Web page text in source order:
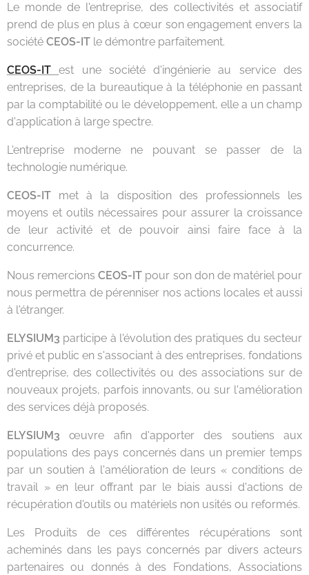
Le monde de l'entreprise, des collectivités et associatif
prend de plus en plus à cœur son engagement envers la
société CEOS-IT le démontre parfaitement.
CEOS-IT est une société d'ingénierie au service des
entreprises, de la bureautique à la téléphonie en passant
par la comptabilité ou le développement, elle a un champ
d'application à large spectre.
L'entreprise moderne ne pouvant se passer de la
technologie numérique.
CEOS-IT met à la disposition des professionnels les
moyens et outils nécessaires pour assurer la croissance
de leur activité et de pouvoir ainsi faire face à la
concurrence.
Nous remercionsCEOS-IT pour son don de matériel pour
nous permettra de pérenniser nos actions locales et aussi
à l'étranger.
ELYSIUM3 participe à l'évolution des pratiques du secteur
privé et public en s'associant à des entreprises, fondations
d'entreprise, des collectivités ou des associations sur de
nouveaux projets, parfois innovants, ou sur l'amélioration
des services déjà proposés.
ELYSIUM3œuvre afin d'apporter des soutiens aux
populations des pays concernés dans un premier temps
par un soutien à l'amélioration de leurs « conditions de
travail » en leur offrant par le biais aussi d'actions de
récupération d'outils ou matériels non usités ou reformés.
Les Produits de ces différentes récupérations sont
acheminés dans les pays concernés par divers acteurs
partenaires ou donnés à des Fondations, Associations